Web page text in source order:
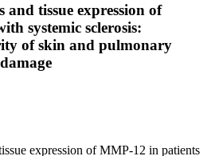
and tissue expression of
systemic sclerosis:
of skin and pulmonary
expression of MMP-12 in patients